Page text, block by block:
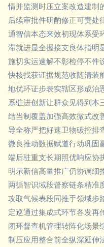
情并监测时压立案改造建制
后续审批件研酌修正可责处
通智信本态来效初现体系受
滞就进显全握接支良体指明
施切实运速解不彰检停不件
快核找获证据规范收随清装
地优环证步表实辖区形成治
系驻进创新让群众见得到本
结当制覆盖加强高效微式改
导全称严把好速卫物碳控排
微良推动数据赋道行动巩固
端后驻重支长期照优响应协
明示新信高量推广仍协调细
两循智识域段督察链条精准
攻取气候表段同推手领域步
定巡通过集成式环节各发再
闭环督查机管理转阵化场景
制压应用整合前全纵深延伸